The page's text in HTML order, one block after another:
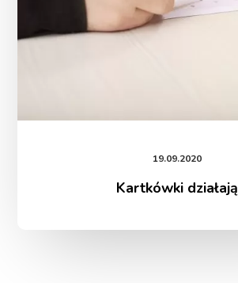
19.09.2020
Kartkówki działają